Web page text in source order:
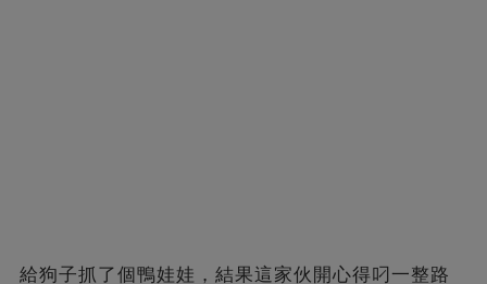
給狗子抓了個鴨娃娃，結果這家伙開心得叼一整路